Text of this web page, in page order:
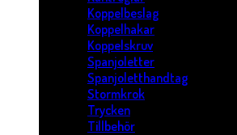
Koppelbeslag
Koppelhakar
Koppelskruv
Spanjoletter
Spanjoletthandtag
Stormkrok
Trycken
Tillbehör